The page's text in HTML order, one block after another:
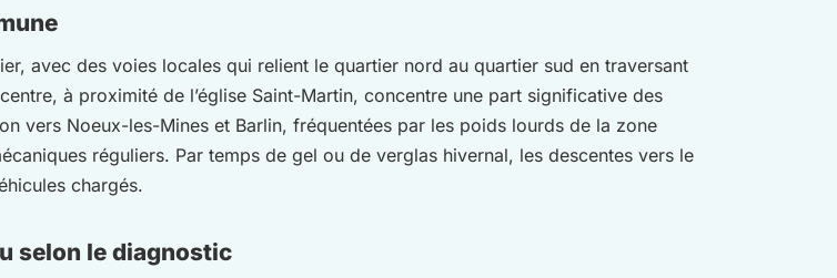
avec des voies locales qui relient le quartier nord au quartier sud en traversant
à proximité de l’église Saint-Martin, concentre une part significative des
vers Noeux-les-Mines et Barlin, fréquentées par les poids lourds de la zone
réguliers. Par temps de gel ou de verglas hivernal, les descentes vers le
chargés.
selon le diagnostic